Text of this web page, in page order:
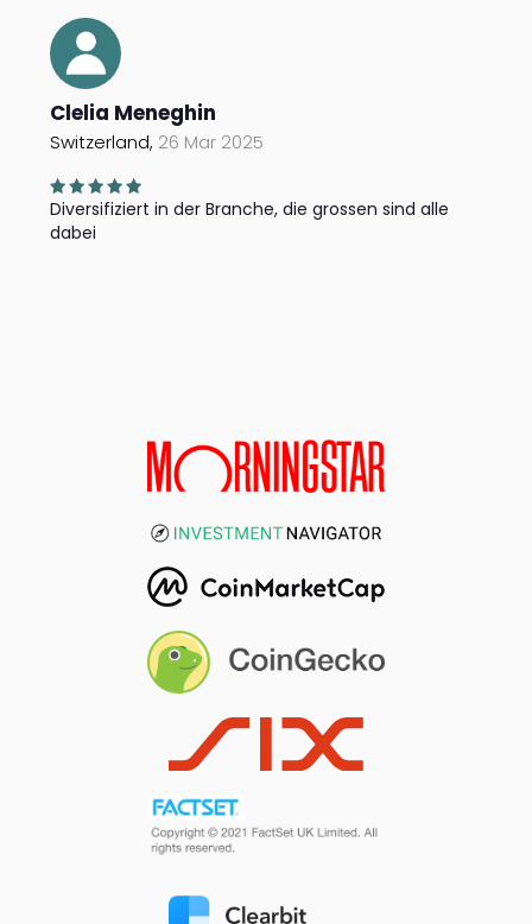
Clelia Meneghin
Switzerland, 26 Mar 2025
Diversifiziert in der Branche, die grossen sind alle
dabei